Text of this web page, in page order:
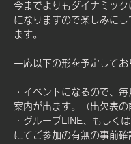
今までよりもダイナミッ
になりますので楽しみに
ます。
一応以下の形を予定してお
・イベントになるので、
案内が出ます。（出欠表の
・グループLINE、もしく
にてご参加の有無の事前確